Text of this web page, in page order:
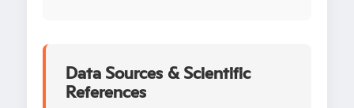
Data Sources & Scientific
References